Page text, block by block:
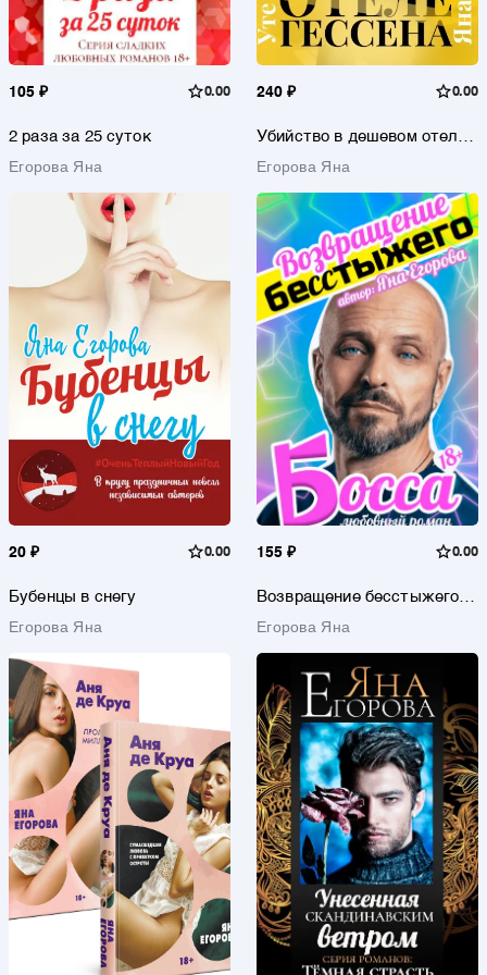
105 ₽ 0.00
2 раза за 25 суток
Егорова Яна
240 ₽ 0.00
Убийство в дешевом отеле
Егорова Яна
20 ₽ 0.00
Бубенцы в снегу
Егорова Яна
155 ₽ 0.00
Возвращение бесстыжего
Егорова Яна